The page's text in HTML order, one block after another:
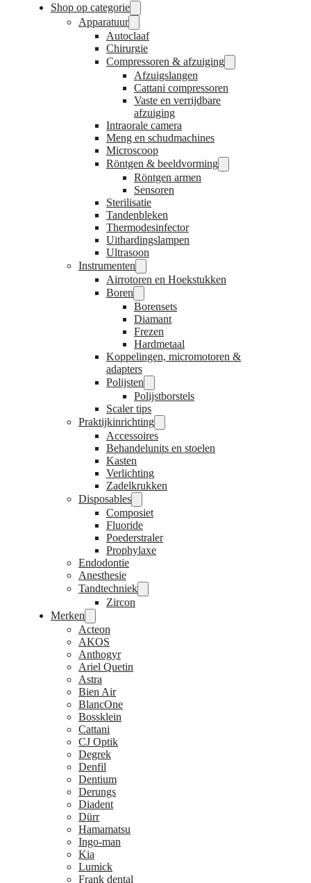
Shop op categorie
Apparatuur
Autoclaaf
Chirurgie
Compressoren & afzuiging
Afzuigslangen
Cattani compressoren
Vaste en verrijdbare
afzuiging
Intraorale camera
Meng en schudmachines
Microscoop
Röntgen & beeldvorming
Röntgen armen
Sensoren
Sterilisatie
Tandenbleken
Thermodesinfector
Uithardingslampen
Ultrasoon
Instrumenten
Airrotoren en Hoekstukken
Boren
Borensets
Diamant
Frezen
Hardmetaal
Koppelingen, micromotoren &
adapters
Polijsten
Polijstborstels
Scaler tips
Praktijkinrichting
Accessoires
Behandelunits en stoelen
Kasten
Verlichting
Zadelkrukken
Disposables
Composiet
Fluoride
Poederstraler
Prophylaxe
Endodontie
Anesthesie
Tandtechniek
Zircon
Merken
Acteon
AKOS
Anthogyr
Ariel Quetin
Astra
Bien Air
BlancOne
Bossklein
Cattani
CJ Optik
Degrek
Denfil
Dentium
Derungs
Diadent
Dürr
Hamamatsu
Ingo-man
Kia
Lumick
Frank dental